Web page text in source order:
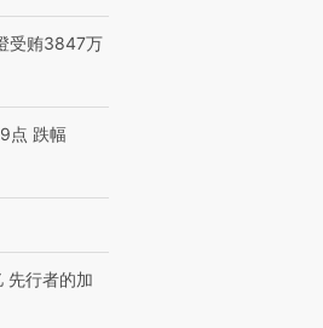
受贿3847万
点 跌幅
先行者的加